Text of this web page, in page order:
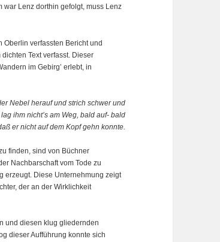
Lenz dorthin gefolgt, muss Lenz
Oberlin verfassten Bericht und
Text verfasst. Dieser
im Gebirg’ erlebt, in
Nebel herauf und strich schwer und
ihm nicht’s am Weg, bald auf- bald
er nicht auf dem Kopf gehn konnte.
finden, sind von Büchner
Nachbarschaft vom Tode zu
erzeugt. Diese Unternehmung zeigt
der an der Wirklichkeit
und diesen klug gliedernden
dieser Aufführung konnte sich